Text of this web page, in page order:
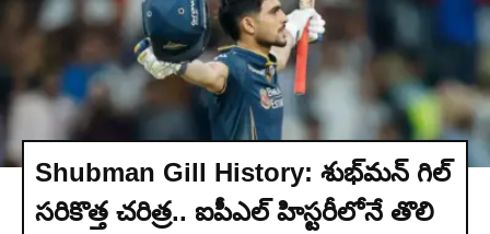
Shubman Gill History: శుభ్‌మన్ గిల్
సరికొత్త చరిత్ర.. ఐపీఎల్ హిస్టరీలోనే తొలి